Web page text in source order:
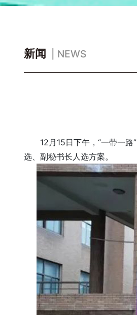
新闻 | NEWS
12月15日下午，“一带一
选、副秘书长人选方案。